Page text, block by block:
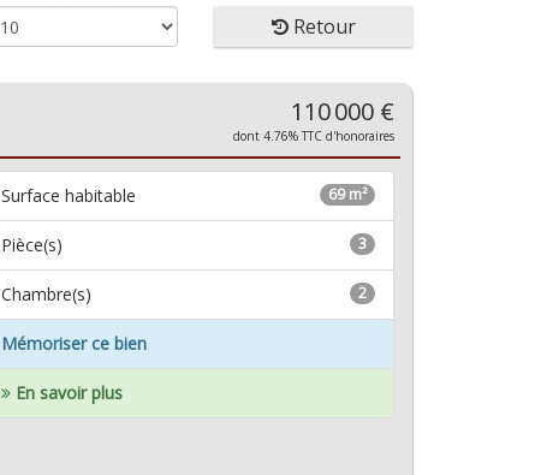
Retour
110 000 €
dont 4.76% TTC d'honoraires
69 m²
Surface habitable
3
Pièce(s)
2
Chambre(s)
Mémoriser ce bien
En savoir plus